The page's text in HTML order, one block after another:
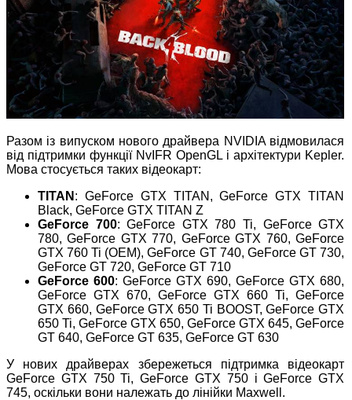
Разом із випуском нового драйвера NVIDIA відмовилася
від підтримки функції NvIFR OpenGL і архітектури Kepler.
Мова стосується таких відеокарт:
TITAN : GeForce GTX TITAN, GeForce GTX TITAN
Black, GeForce GTX TITAN Z
GeForce 700: GeForce GTX 780 Ti, GeForce GTX
780, GeForce GTX 770, GeForce GTX 760, GeForce
GTX 760 Ti (OEM), GeForce GT 740, GeForce GT 730,
GeForce GT 720, GeForce GT 710
GeForce 600: GeForce GTX 690, GeForce GTX 680,
GeForce GTX 670, GeForce GTX 660 Ti, GeForce
GTX 660, GeForce GTX 650 Ti BOOST, GeForce GTX
650 Ti, GeForce GTX 650, GeForce GTX 645, GeForce
GT 640, GeForce GT 635, GeForce GT 630
У нових драйверах збережеться підтримка відеокарт
GeForce GTX 750 Ti, GeForce GTX 750 і GeForce GTX
745, оскільки вони належать до лінійки Maxwell.